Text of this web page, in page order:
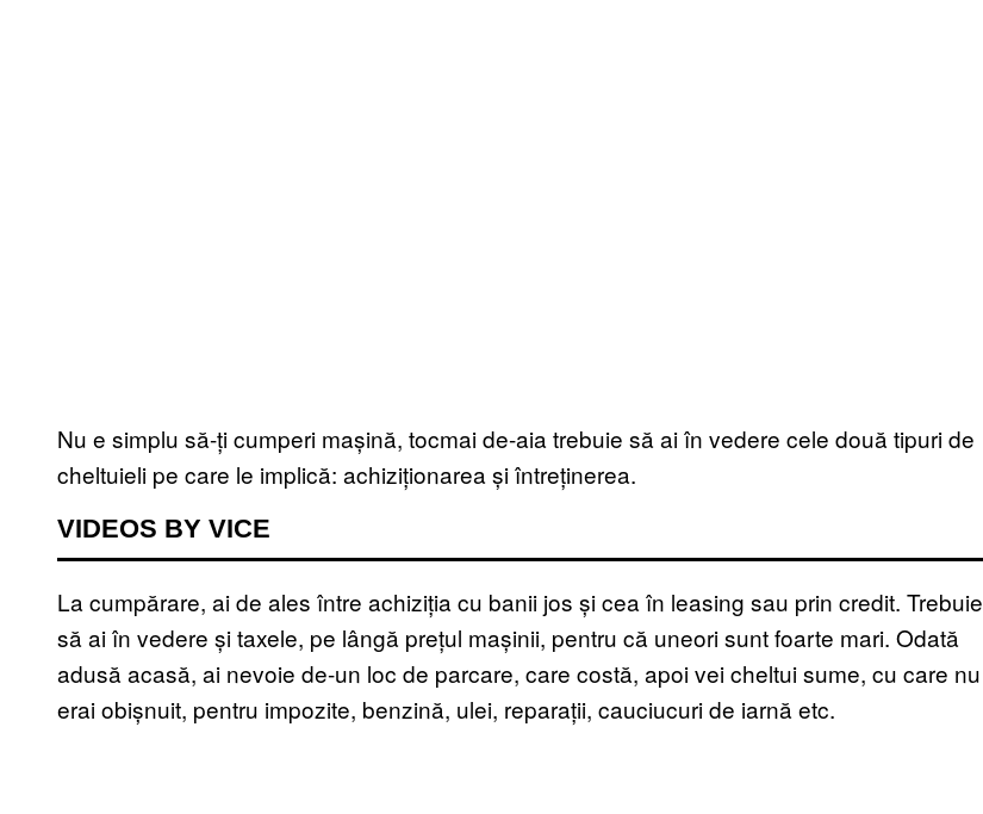
Nu e simplu să-ți cumperi mașină, tocmai de-aia trebuie să ai în vedere cele două tipuri de
cheltuieli pe care le implică: achiziționarea și întreținerea.
VIDEOS BY VICE
La cumpărare, ai de ales între achiziția cu banii jos și cea în leasing sau prin credit. Trebuie
să ai în vedere și taxele, pe lângă prețul mașinii, pentru că uneori sunt foarte mari. Odată
adusă acasă, ai nevoie de-un loc de parcare, care costă, apoi vei cheltui sume, cu care nu
erai obișnuit, pentru impozite, benzină, ulei, reparații, cauciucuri de iarnă etc.